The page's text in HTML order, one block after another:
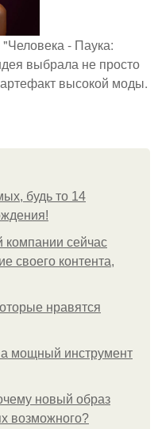
- Паука:
выбрала не просто
высокой моды.
будь то 14
компании сейчас
своего контента,
нравятся
мощный инструмент
новый образ
возможного?